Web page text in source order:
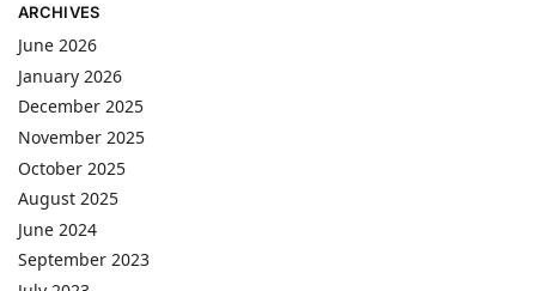
ARCHIVES
June 2026
January 2026
December 2025
November 2025
October 2025
August 2025
June 2024
September 2023